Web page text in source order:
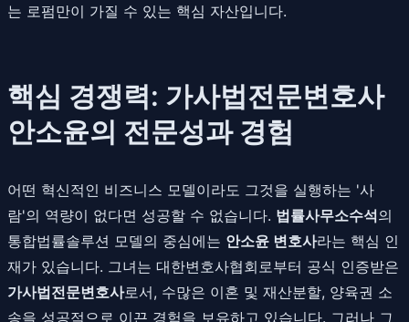
는 로펌만이 가질 수 있는 핵심 자산입니다.
핵심 경쟁력: 가사법전문변호사
안소윤의 전문성과 경험
어떤 혁신적인 비즈니스 모델이라도 그것을 실행하는 '사
람'의 역량이 없다면 성공할 수 없습니다. 법률사무소수석의
통합법률솔루션 모델의 중심에는 안소윤 변호사라는 핵심 인
재가 있습니다. 그녀는 대한변호사협회로부터 공식 인증받은
가사법전문변호사로서, 수많은 이혼 및 재산분할, 양육권 소
송을 성공적으로 이끈 경험을 보유하고 있습니다. 그러나 그